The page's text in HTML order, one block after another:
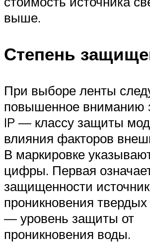
выше.
Степень
При выборе ленты
повышенное вниманию
IP — классу защиты
влияния факторов
В маркировке
цифры. Первая
защищенности
проникновения
— уровень защиты от
проникновения воды.